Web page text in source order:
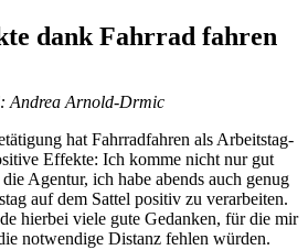
dank Fahrrad fahren
Andrea Arnold-Drmic
hat Fahrradfahren als Arbeitstag-
Effekte: Ich komme nicht nur gut
Agentur, ich habe abends auch genug
auf dem Sattel positiv zu verarbeiten.
hierbei viele gute Gedanken, für die mir
notwendige Distanz fehlen würden.